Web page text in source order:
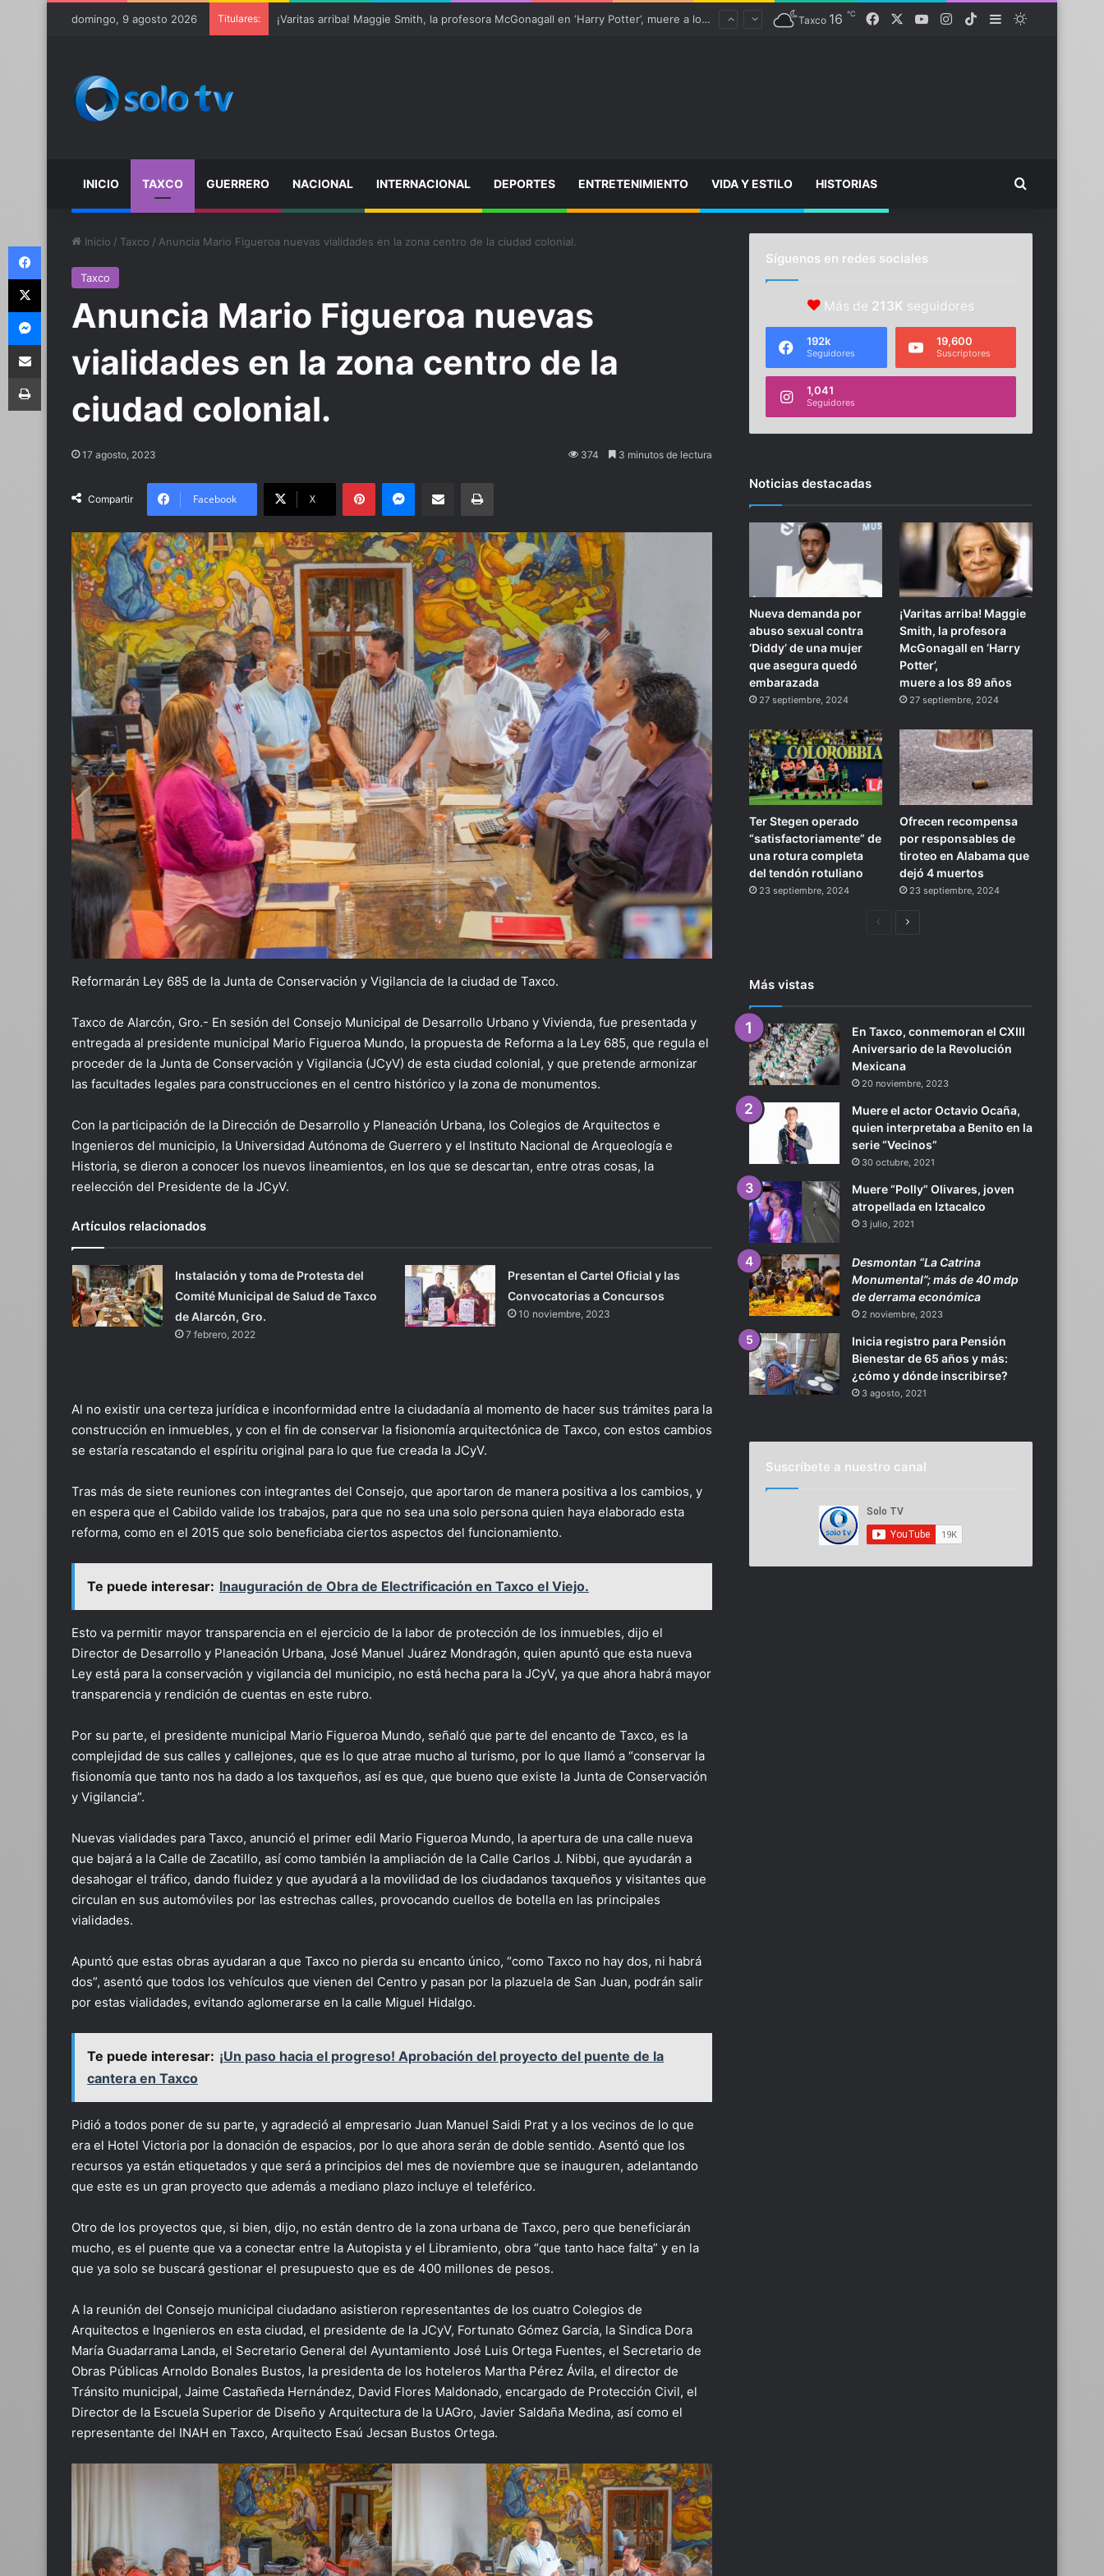
domingo, 9 agosto 2026 Titulares: Ter Stegen operado “satisfactoriamente” de una rotura completa del tendón rotuliano Taxco 16 ℃ FacebookYouTubeInstagram
TikTokSidebarSwitch skin
INICIO TAXCO GUERRERO NACIONAL INTERNACIONAL DEPORTES ENTRETENIMIENTO VIDA Y ESTILO HISTORIAS Buscar...
Inicio / Taxco / Anuncia Mario Figueroa nuevas vialidades en la zona centro de la ciudad colonial.
Taxco
Anuncia Mario Figueroa nuevas
vialidades en la zona centro de la
ciudad colonial.
17 agosto, 2023 374 3 minutos de lectura
Compartir Facebook X
PinterestMessenger
Compartir por email Imprimir
Reformarán Ley 685 de la Junta de Conservación y Vigilancia de la ciudad de Taxco.
Taxco de Alarcón, Gro.- En sesión del Consejo Municipal de Desarrollo Urbano y Vivienda, fue presentada y
entregada al presidente municipal Mario Figueroa Mundo, la propuesta de Reforma a la Ley 685, que regula el
proceder de la Junta de Conservación y Vigilancia (JCyV) de esta ciudad colonial, y que pretende armonizar
las facultades legales para construcciones en el centro histórico y la zona de monumentos.
Con la participación de la Dirección de Desarrollo y Planeación Urbana, los Colegios de Arquitectos e
Ingenieros del municipio, la Universidad Autónoma de Guerrero y el Instituto Nacional de Arqueología e
Historia, se dieron a conocer los nuevos lineamientos, en los que se descartan, entre otras cosas, la
reelección del Presidente de la JCyV.
Artículos relacionados
Instalación y toma de Protesta del
Comité Municipal de Salud de Taxco
de Alarcón, Gro.
7 febrero, 2022
Presentan el Cartel Oficial y las
Convocatorias a Concursos
10 noviembre, 2023
Al no existir una certeza jurídica e inconformidad entre la ciudadanía al momento de hacer sus trámites para la
construcción en inmuebles, y con el fin de conservar la fisionomía arquitectónica de Taxco, con estos cambios
se estaría rescatando el espíritu original para lo que fue creada la JCyV.
Tras más de siete reuniones con integrantes del Consejo, que aportaron de manera positiva a los cambios, y
en espera que el Cabildo valide los trabajos, para que no sea una solo persona quien haya elaborado esta
reforma, como en el 2015 que solo beneficiaba ciertos aspectos del funcionamiento.
Te puede interesar: Inauguración de Obra de Electrificación en Taxco el Viejo.
Esto va permitir mayor transparencia en el ejercicio de la labor de protección de los inmuebles, dijo el
Director de Desarrollo y Planeación Urbana, José Manuel Juárez Mondragón, quien apuntó que esta nueva
Ley está para la conservación y vigilancia del municipio, no está hecha para la JCyV, ya que ahora habrá mayor
transparencia y rendición de cuentas en este rubro.
Por su parte, el presidente municipal Mario Figueroa Mundo, señaló que parte del encanto de Taxco, es la
complejidad de sus calles y callejones, que es lo que atrae mucho al turismo, por lo que llamó a “conservar la
fisionomía que tanto nos ha dado a los taxqueños, así es que, que bueno que existe la Junta de Conservación
y Vigilancia”.
Nuevas vialidades para Taxco, anunció el primer edil Mario Figueroa Mundo, la apertura de una calle nueva
que bajará a la Calle de Zacatillo, así como también la ampliación de la Calle Carlos J. Nibbi, que ayudarán a
desahogar el tráfico, dando fluidez y que ayudará a la movilidad de los ciudadanos taxqueños y visitantes que
circulan en sus automóviles por las estrechas calles, provocando cuellos de botella en las principales
vialidades.
Apuntó que estas obras ayudaran a que Taxco no pierda su encanto único, “como Taxco no hay dos, ni habrá
dos”, asentó que todos los vehículos que vienen del Centro y pasan por la plazuela de San Juan, podrán salir
por estas vialidades, evitando aglomerarse en la calle Miguel Hidalgo.
Te puede interesar: ¡Un paso hacia el progreso! Aprobación del proyecto del puente de la
cantera en Taxco
Pidió a todos poner de su parte, y agradeció al empresario Juan Manuel Saidi Prat y a los vecinos de lo que
era el Hotel Victoria por la donación de espacios, por lo que ahora serán de doble sentido. Asentó que los
recursos ya están etiquetados y que será a principios del mes de noviembre que se inauguren, adelantando
que este es un gran proyecto que además a mediano plazo incluye el teleférico.
Otro de los proyectos que, si bien, dijo, no están dentro de la zona urbana de Taxco, pero que beneficiarán
mucho, es el puente que va a conectar entre la Autopista y el Libramiento, obra “que tanto hace falta” y en la
que ya solo se buscará gestionar el presupuesto que es de 400 millones de pesos.
A la reunión del Consejo municipal ciudadano asistieron representantes de los cuatro Colegios de
Arquitectos e Ingenieros en esta ciudad, el presidente de la JCyV, Fortunato Gómez García, la Sindica Dora
María Guadarrama Landa, el Secretario General del Ayuntamiento José Luis Ortega Fuentes, el Secretario de
Obras Públicas Arnoldo Bonales Bustos, la presidenta de los hoteleros Martha Pérez Ávila, el director de
Tránsito municipal, Jaime Castañeda Hernández, David Flores Maldonado, encargado de Protección Civil, el
Director de la Escuela Superior de Diseño y Arquitectura de la UAGro, Javier Saldaña Medina, así como el
representante del INAH en Taxco, Arquitecto Esaú Jecsan Bustos Ortega.
Síguenos en redes sociales
Más de 213K seguidores
192k
Seguidores
19,600
Suscriptores
1,041
Seguidores
Noticias destacadas
Nueva demanda por
abuso sexual contra
‘Diddy’ de una mujer
que asegura quedó
embarazada
27 septiembre, 2024
¡Varitas arriba! Maggie
Smith, la profesora
McGonagall en ‘Harry
Potter’,
muere a los 89 años
27 septiembre, 2024
Ter Stegen operado
“satisfactoriamente” de
una rotura completa
del tendón rotuliano
23 septiembre, 2024
Ofrecen recompensa
por responsables de
tiroteo en Alabama que
dejó 4 muertos
23 septiembre, 2024
PáginaSiguiente
Más vistas
En Taxco, conmemoran el CXIII
Aniversario de la Revolución
Mexicana
20 noviembre, 2023
Muere el actor Octavio Ocaña,
quien interpretaba a Benito en la
serie “Vecinos”
30 octubre, 2021
Muere “Polly” Olivares, joven
atropellada en Iztacalco
3 julio, 2021
Desmontan “La Catrina
Monumental”; más de 40 mdp
de derrama económica
2 noviembre, 2023
Inicia registro para Pensión
Bienestar de 65 años y más:
¿cómo y dónde inscribirse?
3 agosto, 2021
Suscríbete a nuestro canal
Facebook
X
Messenger
Compartir por email
Imprimir